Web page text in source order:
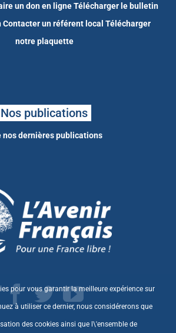
un don en ligneTélécharger le bulletin
Contacter un référent local Télécharger
notre plaquette
Nos publications
nos dernières publications
pour vous garantir la meilleure expérience sur
à utiliser ce dernier, nous considérerons que
des cookies ainsi que l\'ensemble de